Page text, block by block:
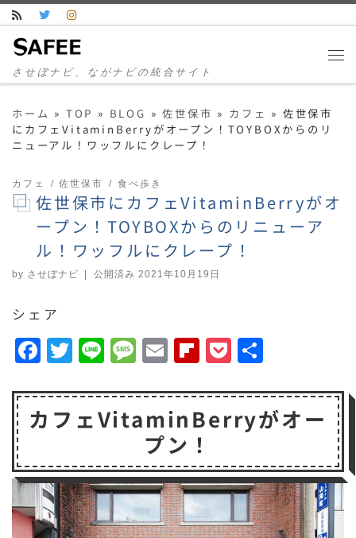
コンテンツへスキップ
させぼナビ、ながナビの統合サイト
ホーム » TOP » BLOG » 佐世保市 » カフェ » 佐世保市
にカフェVitaminBerryがオープン！TOYBOXからのリ
ニューアル！ワッフルにクレープ！
カフェ 佐世保市 食べ歩き
佐世保市にカフェVitaminBerryがオ
ープン！TOYBOXからのリニューア
ル！ワッフルにクレープ！
by させぼナビ | 公開済み 2021年10月19日
シェア
F
c
e
o
o
k
T
it
t
r
Li
e
M
s
s
a
g
e
E
a
il
F
p
b
o
a
r
d
P
c
k
t
カフェVitaminBerryがオー
プン！